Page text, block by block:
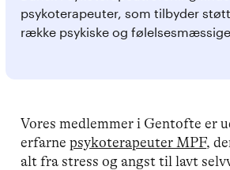
psykoterapeuter, som tilbyder
række psykiske og
Vores medlemmer i Gentofte er
erfarnepsykoterapeuter MPF,
alt fra stress og angst til lavt